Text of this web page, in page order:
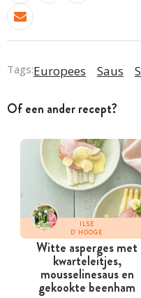
Tags:Europees Saus
Of een ander recept?
ILSE
D'HOOGE
Witte asperges met
kwarteleitjes,
mousselinesaus en
gekookte beenham